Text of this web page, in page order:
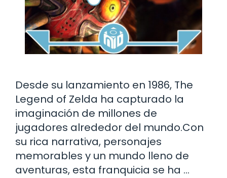
Desde su lanzamiento en 1986, The
Legend of Zelda ha capturado la
imaginación de millones de
jugadores alrededor del mundo.Con
su rica narrativa, personajes
memorables y un mundo lleno de
aventuras, esta franquicia se ha …